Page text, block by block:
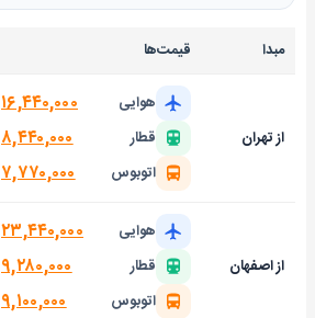
مبدا قیمت‌ها
از تهران
هوایی ۱۶,۴۴۰,۰۰۰
قطار ۸,۴۴۰,۰۰۰
اتوبوس ۷,۷۷۰,۰۰۰
از اصفهان
هوایی ۲۳,۴۴۰,۰۰۰
قطار ۹,۲۸۰,۰۰۰
اتوبوس ۹,۱۰۰,۰۰۰